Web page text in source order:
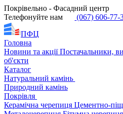
Покрівельно - Фасадний центр
Телефонуйте нам
(067) 606-77-
ПФЦ
Головна
Новини та акціїПостачальники,
об'єкти
Каталог
Натуральний камінь
Природний камінь
Покрівля
Керамічна черепиця Цементно-